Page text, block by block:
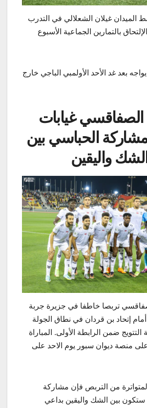
الميدان غيلان الشعلالي في التدرب
بالتمارين الجماعية الأسبوع
بعد غد الأحد الأولمبي الباجي خارج
الصفاقسي غيابات
الحباسي بين
واليقين
تربصا خاطفا في جزيرة جربة
أمام إتحاد بن قردان في نطاق الجولة
التتويج ضمن الرابطة الأولى. المباراة
منصة ديوان سبور يوم الاحد على
من التربص فإن مشاركة
بين الشك واليقين بداعي